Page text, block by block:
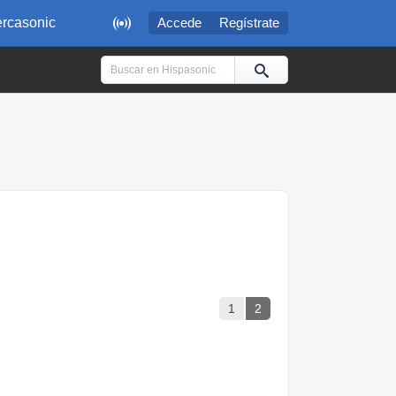
 Accede Regístrate
1 2